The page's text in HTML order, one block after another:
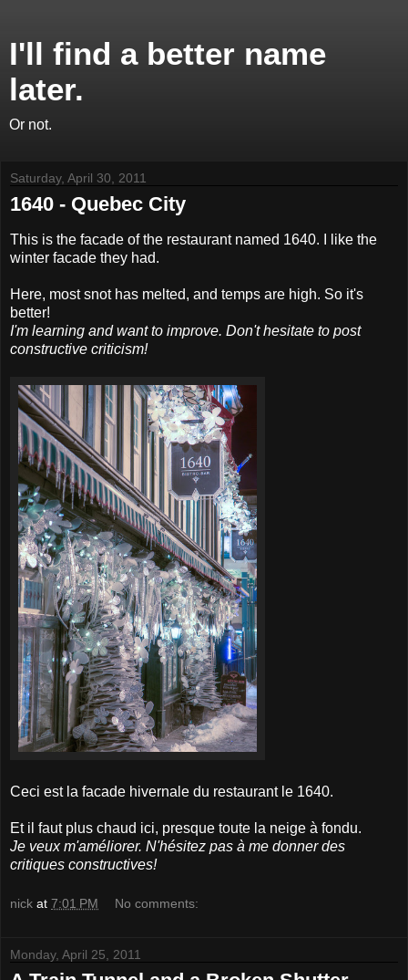
I'll find a better name
later.
Or not.
Saturday, April 30, 2011
1640 - Quebec City
This is the facade of the restaurant named 1640. I like the
winter facade they had.
Here, most snot has melted, and temps are high. So it's
better!
I'm learning and want to improve. Don't hesitate to post
constructive criticism!
Ceci est la facade hivernale du restaurant le 1640.
Et il faut plus chaud ici, presque toute la neige à fondu.
Je veux m'améliorer. N'hésitez pas à me donner des
critiques constructives!
nick at 7:01 PM No comments:
Monday, April 25, 2011